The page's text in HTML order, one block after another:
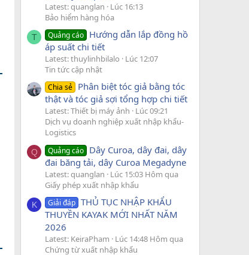
Latest: quanglan
Lúc 16:13
Bảo hiểm hàng hóa
T Quảng cáo Hướng dẫn lắp đồng hồ
áp suất chi tiết
Latest: thuylinhbilalo
Lúc 12:07
Tin tức cập nhật
Chia sẻ Phân biệt tóc giả bằng tóc
thật và tóc giả sợi tổng hợp chi tiết
Latest: Thiết bị máy ảnh
Lúc 09:21
Dịch vụ doanh nghiệp xuất nhập khẩu-
Logistics
Q Quảng cáo Dây Curoa, dây đai, dây
đai băng tải, dây Curoa Megadyne
Latest: quanglan
Lúc 15:03 Hôm qua
Giấy phép xuất nhập khẩu
K Giải đáp THỦ TỤC NHẬP KHẨU
THUYỀN KAYAK MỚI NHẤT NĂM
2026
Latest: KeiraPham
Lúc 14:48 Hôm qua
Chứng từ xuất nhập khẩu